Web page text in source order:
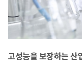
고성능을 보장하는 산